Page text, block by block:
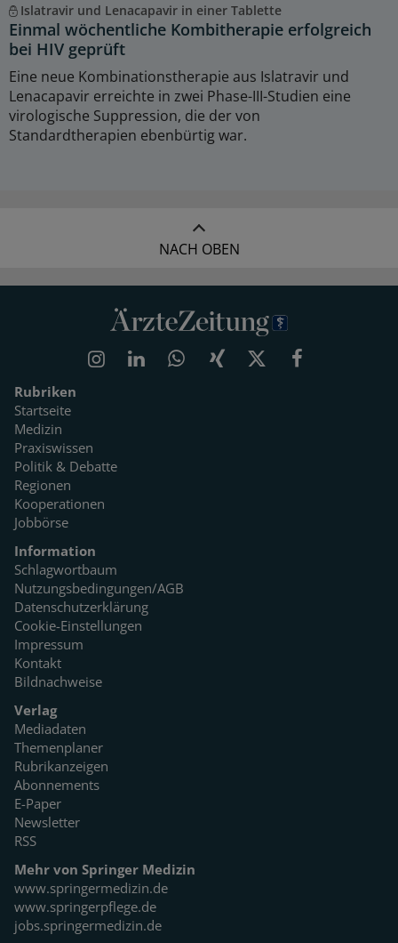
Islatravir und Lenacapavir in einer Tablette
Einmal wöchentliche Kombitherapie erfolgreich
bei HIV geprüft
Eine neue Kombinationstherapie aus Islatravir und
Lenacapavir erreichte in zwei Phase-III-Studien eine
virologische Suppression, die der von
Standardtherapien ebenbürtig war.
NACH OBEN
Rubriken
Startseite
Medizin
Praxiswissen
Politik & Debatte
Regionen
Kooperationen
Jobbörse
Information
Schlagwortbaum
Nutzungsbedingungen/AGB
Datenschutzerklärung
Cookie-Einstellungen
Impressum
Kontakt
Bildnachweise
Verlag
Mediadaten
Themenplaner
Rubrikanzeigen
Abonnements
E-Paper
Newsletter
RSS
Mehr von Springer Medizin
www.springermedizin.de
www.springerpflege.de
jobs.springermedizin.de